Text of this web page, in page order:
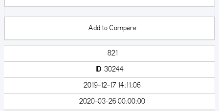
Add to Compare
821
ID30244
2019-12-17 14:11:06
2020-03-26 00:00:00